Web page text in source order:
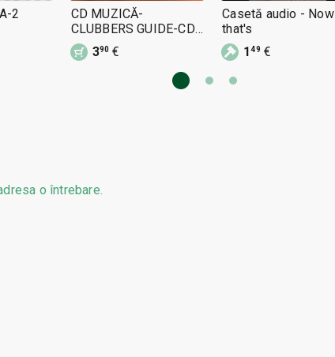
2
CD MUZICĂ-
CLUBBERS GUIDE-CD
1 ȘI CD 2
390 €
Casetă audio - Now
that's
149 €
o întrebare.